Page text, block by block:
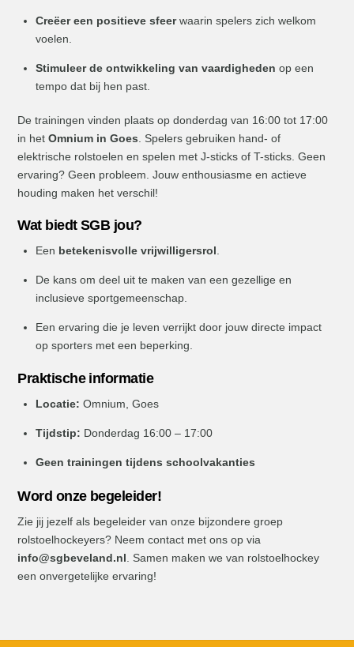
Creëer een positieve sfeerwaarin spelers zich welkom
voelen.
Stimuleer de ontwikkeling van vaardigheden op een
tempo dat bij hen past.
De trainingen vinden plaats op donderdag van 16:00 tot 17:00
in hetOmnium in Goes . Spelers gebruiken hand- of
elektrische rolstoelen en spelen met J-sticks of T-sticks. Geen
ervaring? Geen probleem. Jouw enthousiasme en actieve
houding maken het verschil!
Wat biedt SGB jou?
Een betekenisvolle vrijwilligersrol
De kans om deel uit te maken van een gezellige en
inclusieve sportgemeenschap.
Een ervaring die je leven verrijkt door jouw directe impact
op sporters met een beperking.
Praktische informatie
Locatie: Omnium, Goes
Tijdstip: Donderdag 16:00 – 17:00
Geen trainingen tijdens schoolvakanties
Word onze begeleider!
Zie jij jezelf als begeleider van onze bijzondere groep
rolstoelhockeyers? Neem contact met ons op via
info@sgbeveland.nl . Samen maken we van rolstoelhockey
een onvergetelijke ervaring!